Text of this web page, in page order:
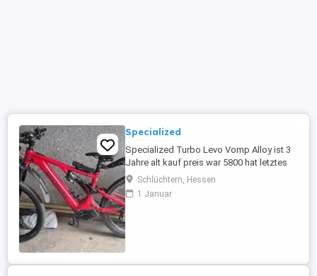
Specialized
Specialized Turbo Levo Vomp Alloy ist 3
Jahre alt kauf preis war 5800 hat letztes
jahr ein neues Ritzel bekommen
Schlüchtern, Hessen
1 Januar